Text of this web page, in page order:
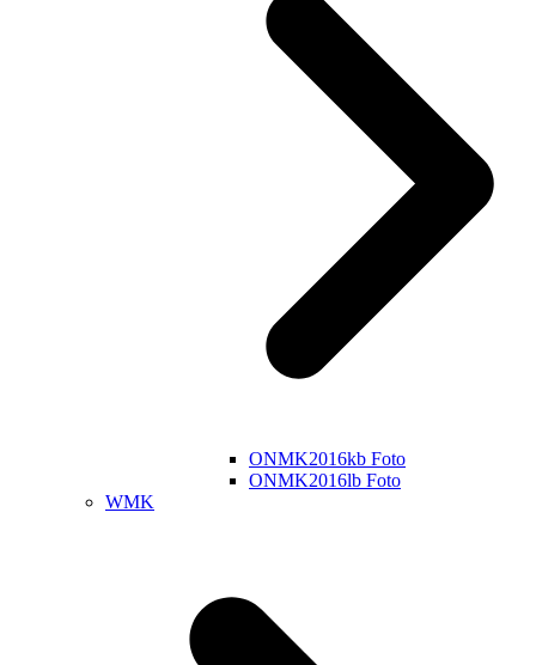
ONMK2016kb Foto
ONMK2016lb Foto
WMK